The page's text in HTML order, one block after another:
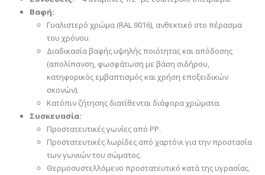
Βαφή:
Γυαλιστερό χρώμα (RAL 9016), ανθεκτικό στο πέρασμα
του χρόνου.
Διαδικασία βαφής υψηλής ποιότητας και απόδοσης
(απολίπανση, φωσφάτωση με βάση σιδήρου,
κατηφορικός εμβαπτισμός και χρήση εποξειδικών
σκονών).
Κατόπιν ζήτησης διατίθενται διάφορα χρώματα.
Συσκευασία:
Προστατευτικές γωνίες από PP.
Προστατευτικές λωρίδες από χαρτόνι για την προστασία
των γωνιών του σώματος.
Θερμοσυστελλόμενο προστατευτικό κατά της υγρασίας.